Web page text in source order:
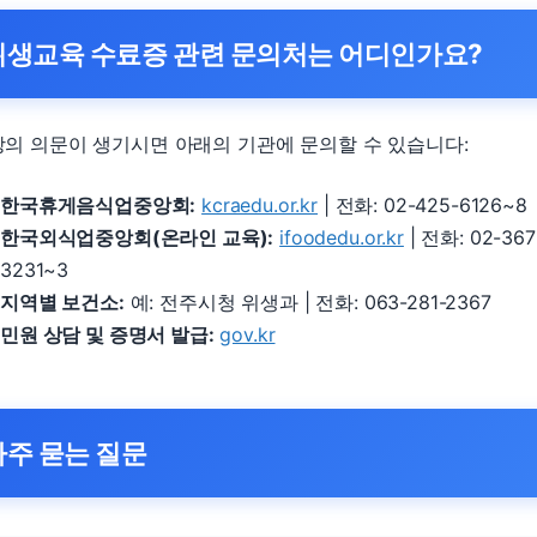
생교육 수료증 관련 문의처는 어디인가요?
의문이 생기시면 아래의 기관에 문의할 수 있습니다:
한국휴게음식업중앙회: kcraedu.or.kr | 전화: 02-425-6126~8
한국외식업중앙회(온라인 교육): ifoodedu.or.kr| 전화: 02-
3231~3
지역별 보건소: 예: 전주시청 위생과 | 전화: 063-281-2367
민원 상담 및 증명서 발급: gov.kr
주 묻는 질문